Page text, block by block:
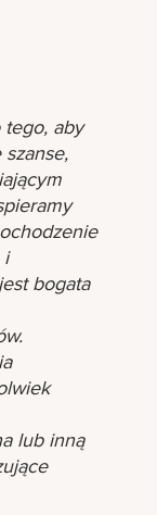
tego, aby
i
bogata
lub inną